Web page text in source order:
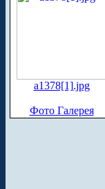
a1378[1].jpg
Фото Галерея